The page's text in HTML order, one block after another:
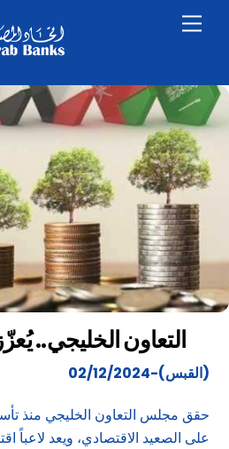
التعاون الخليجي..
(القبس)-02/12/2024
حقق مجلس التعاون الخليجي منذ
على الصعيد الاقتصادي، ويعد لاعباً